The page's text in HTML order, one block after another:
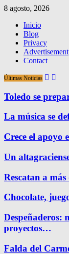
8 agosto, 2026
Inicio
Blog
Privacy
Advertisement
Contact
Últimas Noticias
Toledo se
La música se
Crece el apoyo
Un
Rescatan a
Chocolate,
Despeñaderos:
proyectos…
Falda del